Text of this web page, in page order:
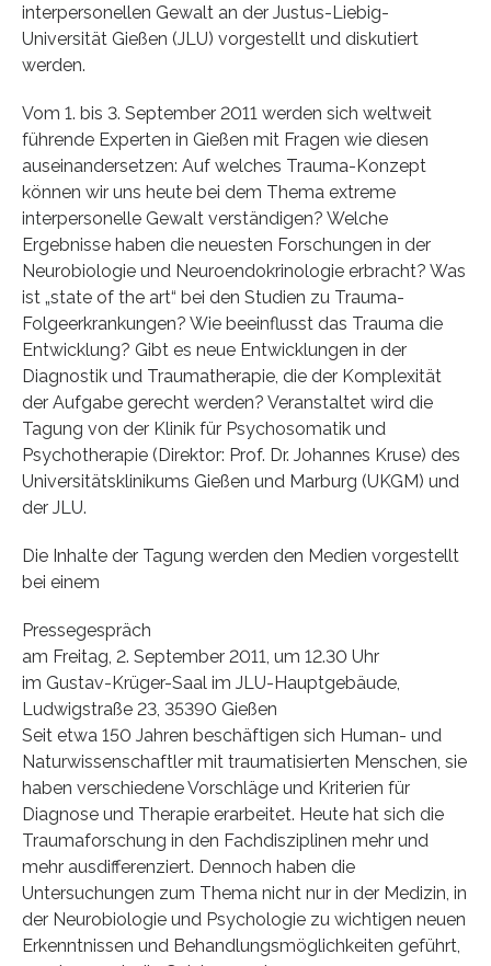
interpersonellen Gewalt an der Justus-Liebig-
Universität Gießen (JLU) vorgestellt und diskutiert
werden.
Vom 1. bis 3. September 2011 werden sich weltweit
führende Experten in Gießen mit Fragen wie diesen
auseinandersetzen: Auf welches Trauma-Konzept
können wir uns heute bei dem Thema extreme
interpersonelle Gewalt verständigen? Welche
Ergebnisse haben die neuesten Forschungen in der
Neurobiologie und Neuroendokrinologie erbracht? Was
ist „state of the art“ bei den Studien zu Trauma-
Folgeerkrankungen? Wie beeinflusst das Trauma die
Entwicklung? Gibt es neue Entwicklungen in der
Diagnostik und Traumatherapie, die der Komplexität
der Aufgabe gerecht werden? Veranstaltet wird die
Tagung von der Klinik für Psychosomatik und
Psychotherapie (Direktor: Prof. Dr. Johannes Kruse) des
Universitätsklinikums Gießen und Marburg (UKGM) und
der JLU.
Die Inhalte der Tagung werden den Medien vorgestellt
bei einem
Pressegespräch
am Freitag, 2. September 2011, um 12.30 Uhr
im Gustav-Krüger-Saal im JLU-Hauptgebäude,
Ludwigstraße 23, 35390 Gießen
Seit etwa 150 Jahren beschäftigen sich Human- und
Naturwissenschaftler mit traumatisierten Menschen, sie
haben verschiedene Vorschläge und Kriterien für
Diagnose und Therapie erarbeitet. Heute hat sich die
Traumaforschung in den Fachdisziplinen mehr und
mehr ausdifferenziert. Dennoch haben die
Untersuchungen zum Thema nicht nur in der Medizin, in
der Neurobiologie und Psychologie zu wichtigen neuen
Erkenntnissen und Behandlungsmöglichkeiten geführt,